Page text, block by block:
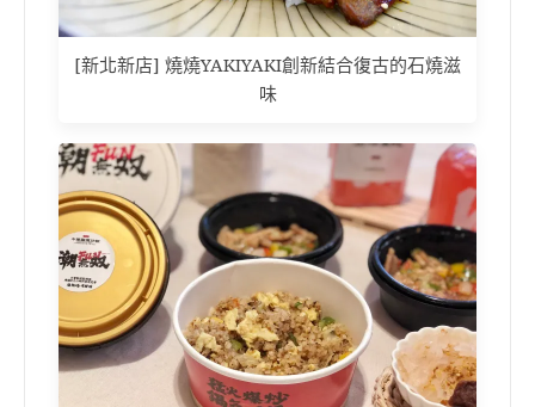
[新北新店] 燒燒YAKIYAKI創新結合復古的石燒滋
味